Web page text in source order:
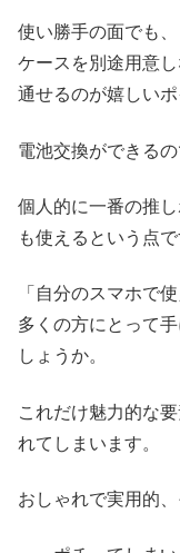
使い勝手の面でも
ケースを別途用意
通せるのが嬉しいポ
電池交換ができる
個人的に一番の推
も使えるという点で
「自分のスマホで
多くの方にとって
しょうか。
これだけ魅力的な
れてしまいます。
おしゃれで実用的